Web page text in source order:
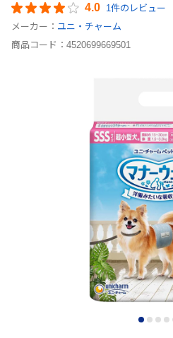
4.0 1件のレビュー
メーカー： ユニ・チャーム
商品コード： 4520699669501